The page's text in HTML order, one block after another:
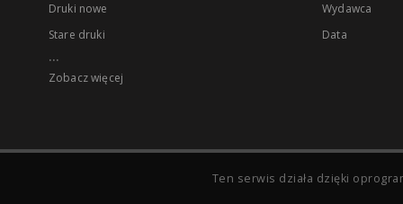
Druki nowe
Stare druki
...
Zobacz więcej
Wydawca
Data
Ten serwis działa dzięki